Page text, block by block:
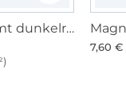
Pannesamt dunkelrosa
7,60 €